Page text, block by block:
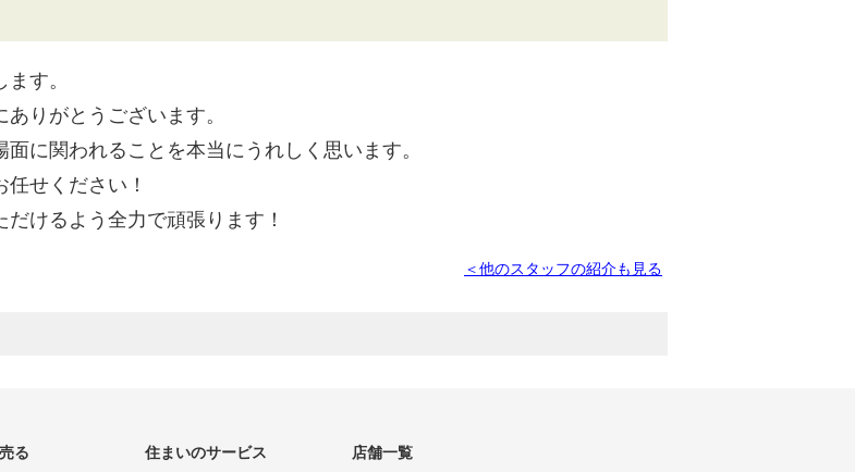
す。
りがとうございます。
に関われることを本当にうれしく思います。
せください！
けるよう全力で頑張ります！
＜他のスタッフの紹介も見る
る 住まいのサービス 店舗一覧